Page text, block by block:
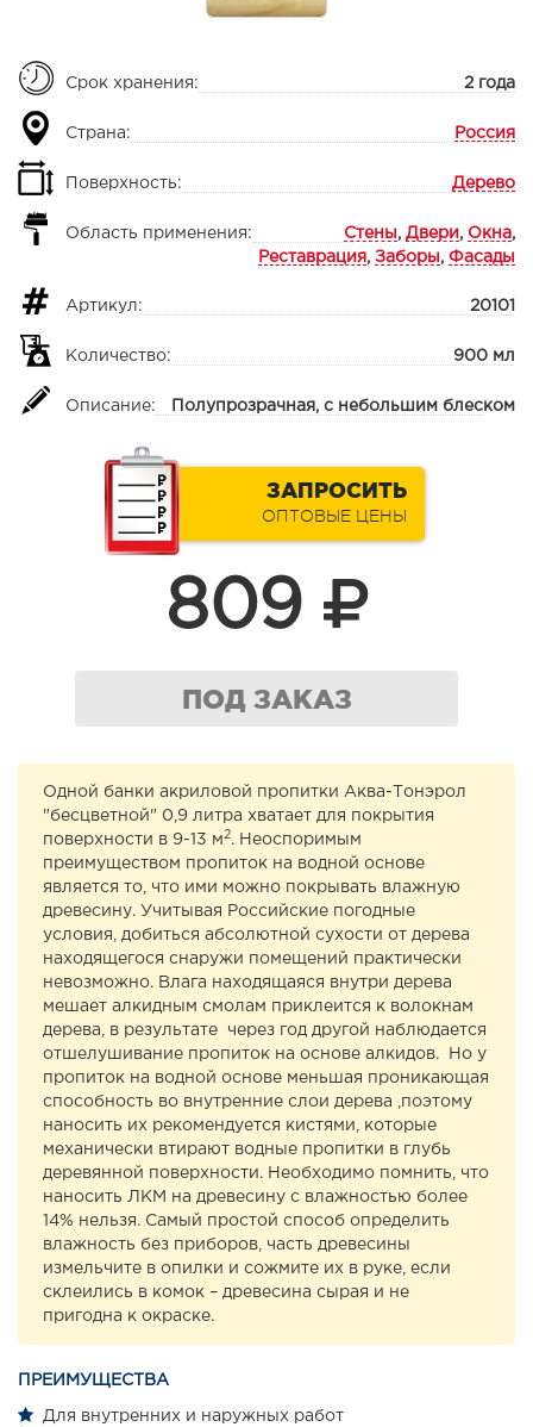
Срок хранения: 2 года
Страна: Россия
Поверхность: Дерево
Область применения: Стены , Двери , Окна,
Реставрация , Заборы , Фасады
Артикул: 20101
Количество: 900 мл
Описание: Полупрозрачная, с небольшим блеском
ЗАПРОСИТЬ
ОПТОВЫЕ ЦЕНЫ
809
ПОД ЗАКАЗ
Одной банки акриловой пропитки Аква-Тонэрол
"бесцветной" 0,9 литра хватает для покрытия
поверхности в 9-13 м 2. Неоспоримым
преимуществом пропиток на водной основе
является то, что ими можно покрывать влажную
древесину. Учитывая Российские погодные
условия, добиться абсолютной сухости от дерева
находящегося снаружи помещений практически
невозможно. Влага находящаяся внутри дерева
мешает алкидным смолам приклеится к волокнам
дерева, в результате через год другой наблюдается
отшелушивание пропиток на основе алкидов. Но у
пропиток на водной основе меньшая проникающая
способность во внутренние слои дерева ,поэтому
наносить их рекомендуется кистями, которые
механически втирают водные пропитки в глубь
деревянной поверхности. Необходимо помнить, что
наносить ЛКМ на древесину с влажностью более
14% нельзя. Самый простой способ определить
влажность без приборов, часть древесины
измельчите в опилки и сожмите их в руке, если
склеились в комок – древесина сырая и не
пригодна к окраске.
ПРЕИМУЩЕСТВА
Для внутренних и наружных работ